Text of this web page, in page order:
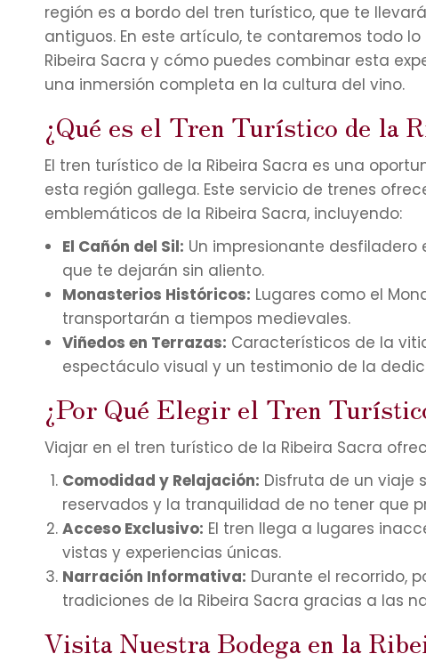
región es a bordo del tren turístico, que te
antiguos. En este artículo, te contaremos todo
Ribeira Sacra y cómo puedes combinar esta
una inmersión completa en la cultura del vino.
¿Qué es el Tren Turístico de la
El tren turístico de la Ribeira Sacra es una
esta región gallega. Este servicio de trenes
emblemáticos de la Ribeira Sacra, incluyendo:
El Cañón del Sil: Un impresionante desfiladero
que te dejarán sin aliento.
Monasterios Históricos: Lugares como el
transportarán a tiempos medievales.
Viñedos en Terrazas: Característicos de la
espectáculo visual y un testimonio de la
¿Por Qué Elegir el Tren
Viajar en el tren turístico de la Ribeira Sacra
Comodidad y Relajación: Disfruta de un viaje
reservados y la tranquilidad de no tener que
Acceso Exclusivo: El tren llega a lugares
vistas y experiencias únicas.
Narración Informativa: Durante el recorrido,
tradiciones de la Ribeira Sacra gracias a las
Visita Nuestra Bodega en la